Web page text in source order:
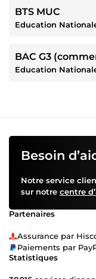
BTS MUC
Education
BAC G3
Education
Besoin
Notre service
sur notre centre
Partenaires
Assurance par
Paiements par
Statistiques